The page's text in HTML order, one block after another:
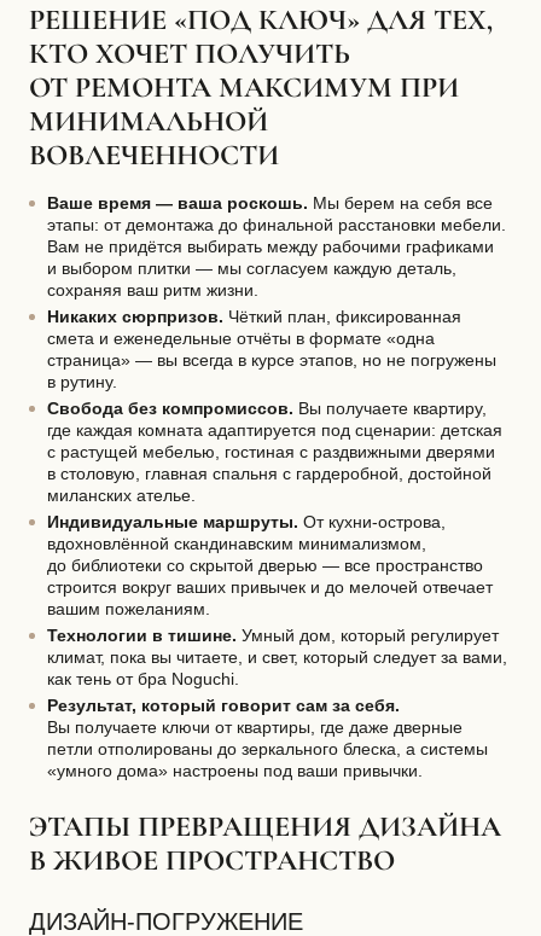
РЕШЕНИЕ «ПОД КЛЮЧ» ДЛЯ ТЕХ,
КТО ХОЧЕТ ПОЛУЧИТЬ
ОТ РЕМОНТА МАКСИМУМ ПРИ
МИНИМАЛЬНОЙ
ВОВЛЕЧЕННОСТИ
Ваше время — ваша роскошь. Мы берем на себя все
этапы: от демонтажа до финальной расстановки мебели.
Вам не придётся выбирать между рабочими графиками
и выбором плитки — мы согласуем каждую деталь,
сохраняя ваш ритм жизни.
Никаких сюрпризов. Чёткий план, фиксированная
смета и еженедельные отчёты в формате «одна
страница» — вы всегда в курсе этапов, но не погружены
в рутину.
Свобода без компромиссов. Вы получаете квартиру,
где каждая комната адаптируется под сценарии: детская
с растущей мебелью, гостиная с раздвижными дверями
в столовую, главная спальня с гардеробной, достойной
миланских ателье.
Индивидуальные маршруты. От кухни-острова
вдохновлённой скандинавским минимализмом,
до библиотеки со скрытой дверью — все пространство
строится вокруг ваших привычек и до мелочей отвечает
вашим пожеланиям.
Технологии в тишине. Умный дом, который регулирует
климат, пока вы читаете, и свет, который следует за вами,
как тень от бра Noguchi.
Результат, который говорит сам за себя.
Вы получаете ключи от квартиры, где даже дверные
петли отполированы до зеркального блеска, а системы
«умного дома» настроены под ваши привычки.
ЭТАПЫ ПРЕВРАЩЕНИЯ ДИЗАЙНА
В ЖИВОЕ ПРОСТРАНСТВО
ДИЗАЙН-ПОГРУЖЕНИЕ